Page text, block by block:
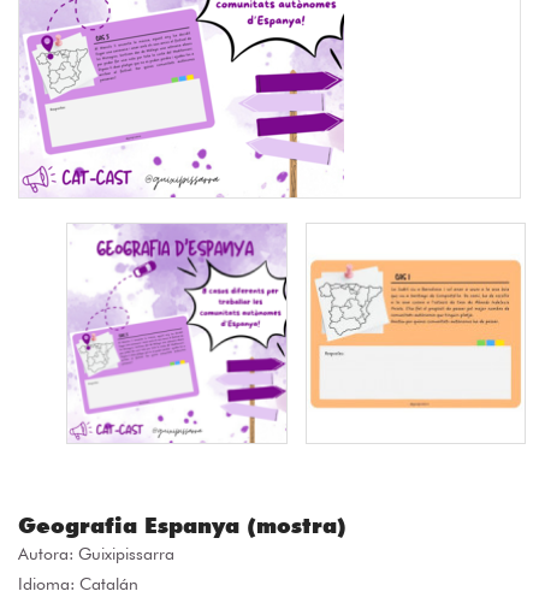
Geografia Espanya (mostra)
Autora: Guixipissarra
Idioma: Catalán